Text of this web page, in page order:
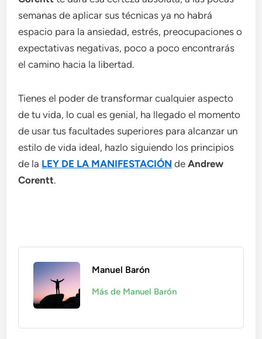
semanas de aplicar sus técnicas ya no habrá
espacio para la ansiedad, estrés, preocupaciones o
expectativas negativas, poco a poco encontrarás
el camino hacia la libertad.
Tienes el poder de transformar cualquier aspecto
de tu vida, lo cual es genial, ha llegado el momento
de usar tus facultades superiores para alcanzar un
estilo de vida ideal, hazlo siguiendo los principios
de la LEY DE LA MANIFESTACIÓN deAndrew
Corentt.
Manuel Barón
Más de Manuel Barón